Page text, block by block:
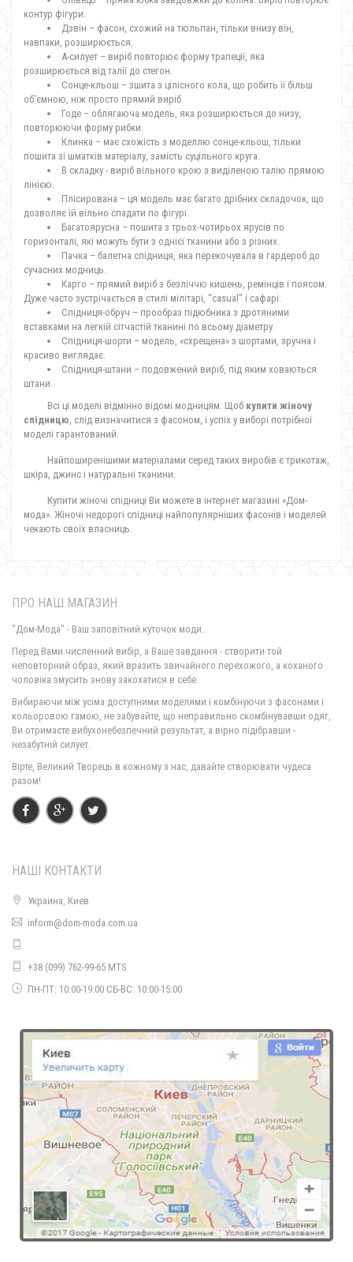
контур фігури.
Дзвін – фасон, схожий на тюльпан, тільки внизу він,
навпаки, розширюється.
А-силует – виріб повторює форму трапеції, яка
розширюється від талії до стегон.
Сонце-кльош – зшита з цілісного кола, що робить її більш
об'ємною, ніж просто прямий виріб.
Годе – облягаюча модель, яка розширюється до низу,
повторюючи форму рибки.
Клинка – має схожість з моделлю сонце-кльош, тільки
пошита зі шматків матеріалу, замість суцільного круга.
В складку - виріб вільного крою з виділеною талію прямою
лінією.
Плісирована – ця модель має багато дрібних складочок, що
дозволяє їй вільно спадати по фігурі.
Багатоярусна – пошита з трьох-чотирьох ярусів по
горизонталі, які можуть бути з однієї тканини або з різних.
Пачка – балетна спідниця, яка перекочувала в гардероб до
сучасних модниць.
Карго – прямий виріб з безліччю кишень, ремінців і поясом.
Дуже часто зустрічається в стилі мілітарі, "casual" і сафарі.
Спідниця-обруч – прообраз підюбника з дротяними
вставками на легкій сітчастій тканині по всьому діаметру.
Спідниця-шорти – модель, «схрещена» з шортами, зручна і
красиво виглядає.
Спідниця-штани – подовжений виріб, під яким ховаються
штани.
Всі ці моделі відмінно відомі модницям. Щоб купити жіночу
спідницю , слід визначитися з фасоном, і успіх у виборі потрібної
моделі гарантований.
Найпоширенішими матеріалами серед таких виробів є трикотаж,
шкіра, джинс і натуральні тканини.
Купити жіночі спідниці Ви можете в інтернет магазині «Дом-
мода». Жіночі недорогі спідниці найпопулярніших фасонів і моделей
чекають своїх власниць.
ПРО НАШ МАГАЗИН
"Дом-Мода" - Ваш заповітний куточок моди.
Перед Вами численний вибір, а Ваше завдання - створити той
неповторний образ, який вразить звичайного перехожого, а коханого
чоловіка змусить знову закохатися в себе.
Вибираючи між усіма доступними моделями і комбінуючи з фасонами і
кольоровою гамою, не забувайте, що неправильно скомбінувавши одяг,
Ви отримаєте вибухонебезпечний результат, а вірно підібравши -
незабутній силует.
Вірте, Великий Творець в кожному з нас, давайте створювати чудеса
разом!
НАШІ КОНТАКТИ
Украина, Киев
inform@dom-moda.com.ua
+38 (099) 762-99-65 MTS
ПН-ПТ: 10:00-19:00 СБ-ВС: 10:00-15:00